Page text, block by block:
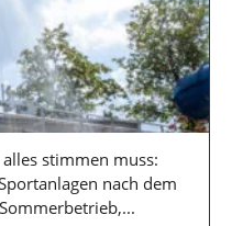
stimmen muss:
nach dem